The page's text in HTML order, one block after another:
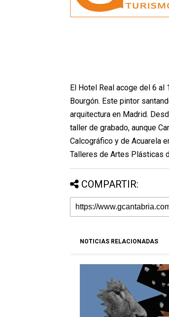
El Hotel Real acoge del 6
Bourgón. Este pintor
arquitectura en Madrid.
taller de grabado, aunque
Calcográfico y de Acuarela
Talleres de Artes Plásticas
COMPARTIR:
NOTICIAS RELACIONADAS